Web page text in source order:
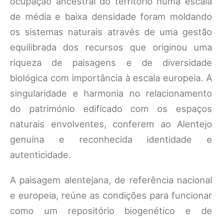
de média e baixa densidade foram moldando
os sistemas naturais através de uma gestão
equilibrada dos recursos que originou uma
riqueza de paisagens e de diversidade
biológica com importância à escala europeia. A
singularidade e harmonia no relacionamento
do património edificado com os espaços
naturais envolventes, conferem ao Alentejo
genuína e reconhecida identidade e
autenticidade.
A paisagem alentejana, de referência nacional
e europeia, reúne as condições para funcionar
como um repositório biogenético e de